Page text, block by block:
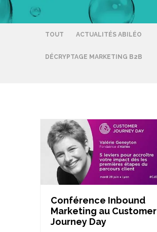
TOUT ACTUALITÉS ABILÉO
DÉCRYPTAGE MARKETING B2B
Conférence Inbound
Marketing au Customer
Journey Day